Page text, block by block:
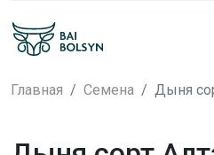
Главная Семена Дыня